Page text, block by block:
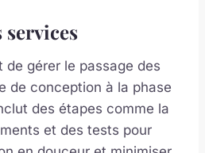
de gérer le passage des
de conception à la phase
des étapes comme la
et des tests pour